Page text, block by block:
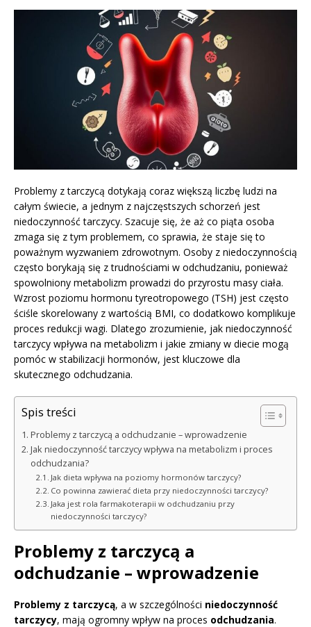
Problemy z tarczycą dotykają coraz większą liczbę ludzi na
całym świecie, a jednym z najczęstszych schorzeń jest
niedoczynność tarczycy. Szacuje się, że aż co piąta osoba
zmaga się z tym problemem, co sprawia, że staje się to
poważnym wyzwaniem zdrowotnym. Osoby z niedoczynnością
często borykają się z trudnościami w odchudzaniu, ponieważ
spowolniony metabolizm prowadzi do przyrostu masy ciała.
Wzrost poziomu hormonu tyreotropowego (TSH) jest często
ściśle skorelowany z wartością BMI, co dodatkowo komplikuje
proces redukcji wagi. Dlatego zrozumienie, jak niedoczynność
tarczycy wpływa na metabolizm i jakie zmiany w diecie mogą
pomóc w stabilizacji hormonów, jest kluczowe dla
skutecznego odchudzania.
Spis treści
Problemy z tarczycą a odchudzanie – wprowadzenie
Jak niedoczynność tarczycy wpływa na metabolizm i proces
odchudzania?
Jak dieta wpływa na poziomy hormonów tarczycy?
Co powinna zawierać dieta przy niedoczynności tarczycy?
Jaka jest rola farmakoterapii w odchudzaniu przy
niedoczynności tarczycy?
Problemy z tarczycą a
odchudzanie – wprowadzenie
Problemy z tarczycą, a w szczególności niedoczynność
tarczycy, mają ogromny wpływ na proces odchudzania.